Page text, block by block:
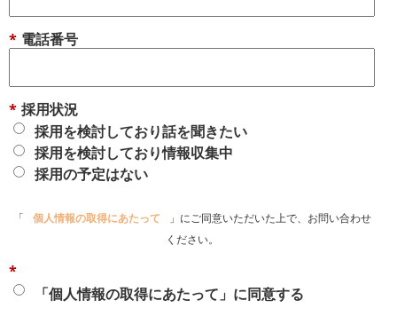
* 電話番号
* 採用状況
採用を検討しており話を聞きたい
採用を検討しており情報収集中
採用の予定はない
「 個人情報の取得にあたって
」にご同意いただいた上で、お問い合わせ
ください。
*
「個人情報の取得にあたって」に同意する